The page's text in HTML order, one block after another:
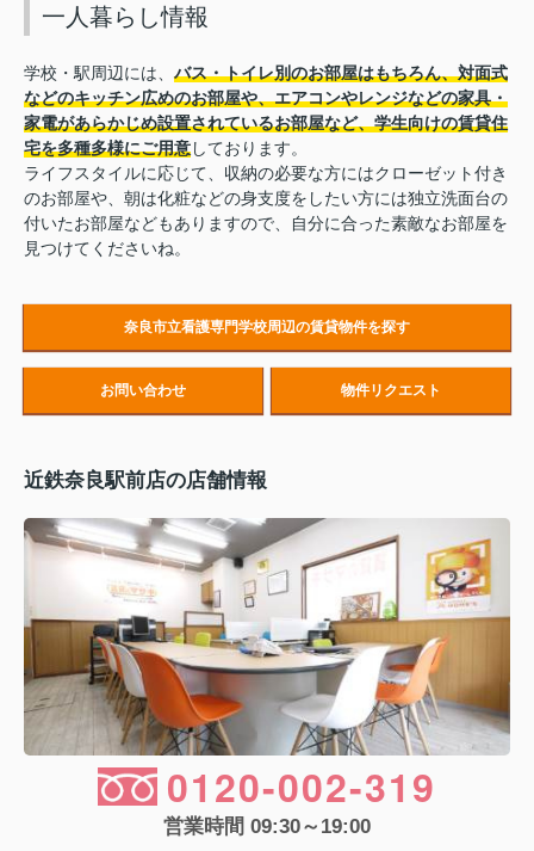
一人暮らし情報
学校・駅周辺には、 バス・トイレ別のお部屋はもちろん、対面式
などのキッチン広めのお部屋や、エアコンやレンジなどの家具・
家電があらかじめ設置されているお部屋など、学生向けの賃貸住
宅を多種多様にご用意しております。
ライフスタイルに応じて、収納の必要な方にはクローゼット付き
のお部屋や、朝は化粧などの身支度をしたい方には独立洗面台の
付いたお部屋などもありますので、自分に合った素敵なお部屋を
見つけてくださいね。
奈良市立看護専門学校周辺の賃貸物件を探す
お問い合わせ 物件リクエスト
近鉄奈良駅前店の店舗情報
0120-002-319
営業時間 09:30～19:00